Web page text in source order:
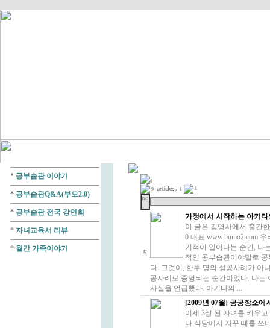
* 공부습관 이야기
* 공부습관Q&A(부모2.0)
* 공부습관 전국 강연회
* 자녀교육서 리뷰
* 월간 가족이야기
0
9
1 1
no
9
가정에서 시작하는 아키타
이 글은 김영사에서 출간
0 대표 www.bumo2.com
기적이 일어나는 순간, 나
적인 공부습관이야말로
다. 그것이, 한두 명의 성공사례가 아
공사례로 증명되는 순간이었다. 나는
사실을 언급했다. 아키타의 ...
[2009년 07월] 공공장소에
이제 3살 된 자녀를 키우
나 식당에서 자꾸 떼를 쓰